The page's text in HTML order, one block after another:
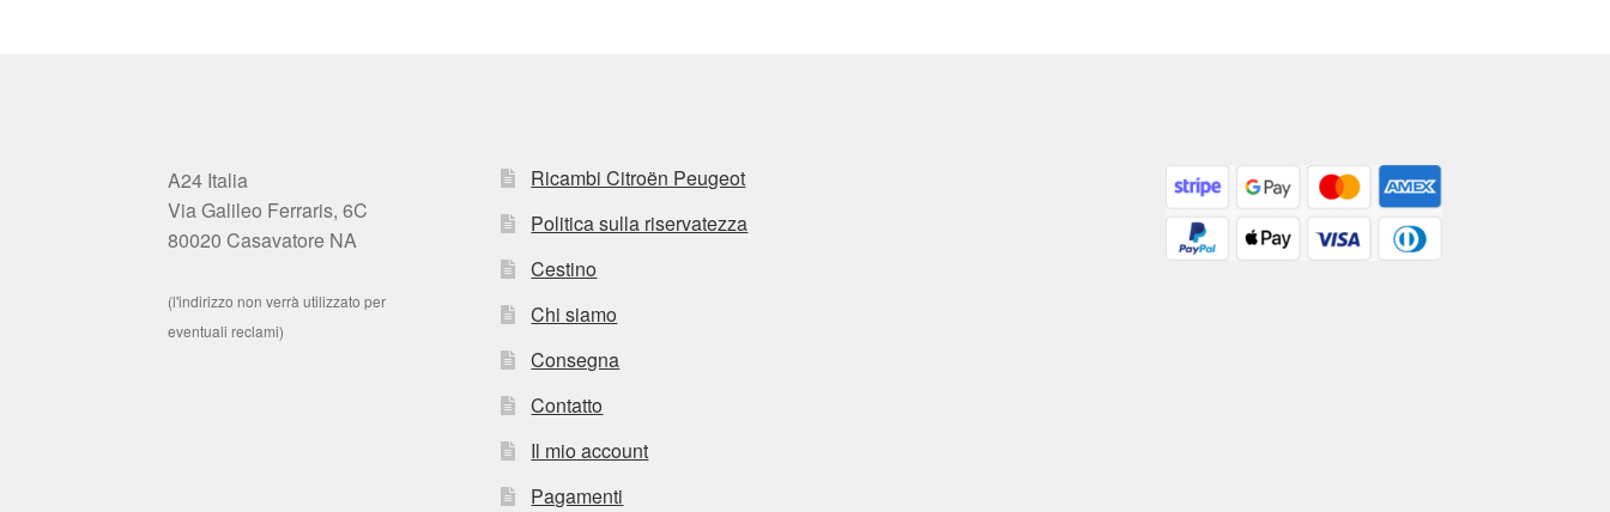
A24 Italia
Via Galileo Ferraris, 6C
80020 Casavatore NA
(l'indirizzo non verrà utilizzato per
eventuali reclami)
Ricambi Citroën Peugeot
Politica sulla riservatezza
Cestino
Chi siamo
Consegna
Contatto
Il mio account
Pagamenti